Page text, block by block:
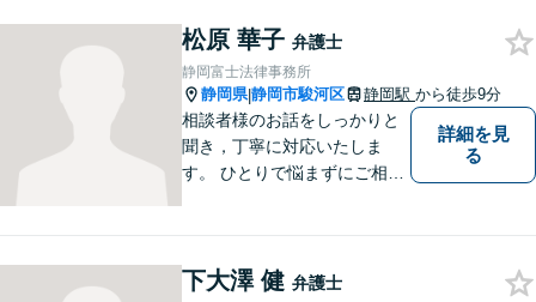
境を整えておりますのでぜひ
お気軽にご相談ください。
松原 華子 弁護士
静岡富士法律事務所
静岡県|静岡市駿河区 静岡駅 から徒歩9分
相談者様のお話をしっかりと
聞き，丁寧に対応いたしま
す。 ひとりで悩まずにご相談
詳細を見
る
下大澤 健 弁護士